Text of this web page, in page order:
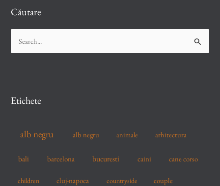
Căutare
e
h
Etichete
alb negru alb negru animale arhitectura
bali barcelona bucuresti caini cane corso
children cluj-napoca countryside couple